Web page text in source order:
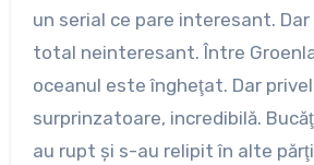
un serial ce pare interesant.
total neinteresant. Între
oceanul este îngheţat. Dar
surprinzatoare, incredibilă.
au rupt şi s-au relipit în alte